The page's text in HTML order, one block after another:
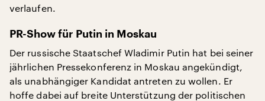
verlaufen.
PR-Show für Putin in Moskau
Der russische Staatschef Wladimir Putin hat bei seiner
jährlichen Pressekonferenz in Moskau angekündigt,
als unabhängiger Kandidat antreten zu wollen. Er
hoffe dabei auf breite Unterstützung der politischen